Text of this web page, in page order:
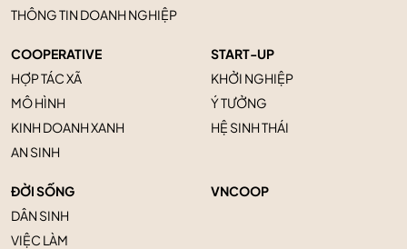
THÔNG TIN DOANH NGHIỆP
COOPERATIVE
HỢP TÁC XÃ
MÔ HÌNH
KINH DOANH XANH
AN SINH
START-UP
KHỞI NGHIỆP
Ý TƯỞNG
HỆ SINH THÁI
ĐỜI SỐNG
DÂN SINH
VIỆC LÀM
VNCOOP